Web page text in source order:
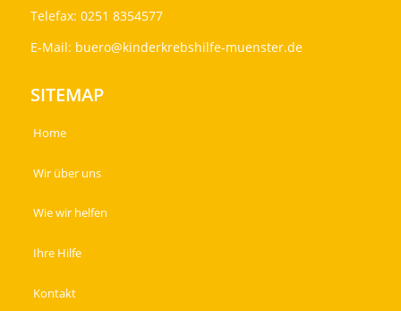
Telefax: 0251 8354577
E-Mail: buero@kinderkrebshilfe-muenster.de
SITEMAP
Home
Wir über uns
Wie wir helfen
Ihre Hilfe
Kontakt